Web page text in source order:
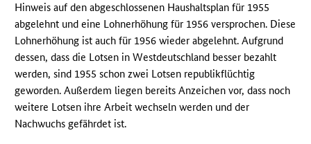
Hinweis auf den abgeschlossenen Haushaltsplan für 1955
abgelehnt und eine Lohnerhöhung für 1956 versprochen. Diese
Lohnerhöhung ist auch für 1956 wieder abgelehnt. Aufgrund
dessen, dass die Lotsen in Westdeutschland besser bezahlt
werden, sind 1955 schon zwei Lotsen republikflüchtig
geworden. Außerdem liegen bereits Anzeichen vor, dass noch
weitere Lotsen ihre Arbeit wechseln werden und der
Nachwuchs gefährdet ist.